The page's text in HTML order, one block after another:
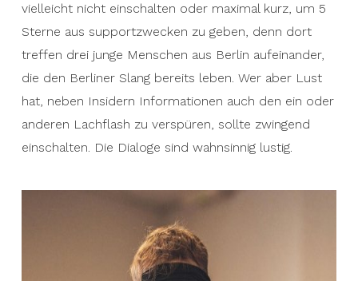
vielleicht nicht einschalten oder maximal kurz, um 5
Sterne aus supportzwecken zu geben, denn dort
treffen drei junge Menschen aus Berlin aufeinander,
die den Berliner Slang bereits leben. Wer aber Lust
hat, neben Insidern Informationen auch den ein oder
anderen Lachflash zu verspüren, sollte zwingend
einschalten. Die Dialoge sind wahnsinnig lustig.